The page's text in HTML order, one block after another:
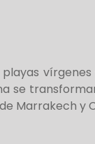
se
Marrakech y